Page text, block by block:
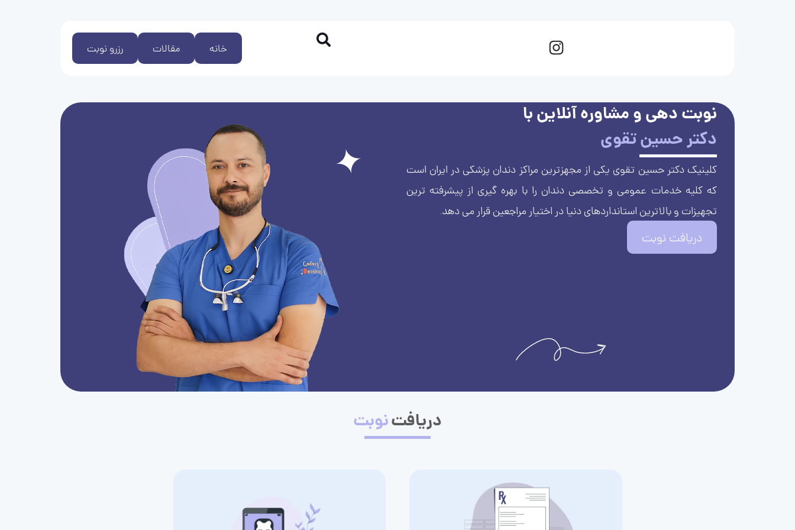
رزرو نوبت مقالات خانه
نوبت دهی و مشاوره آنلاین با
دکتر حسین تقوی
کلینیک دکتر حسین تقوی یکی از مجهزترین مراکز دندان پزشکی در ایران است
که کلیه خدمات عمومی و تخصصی دندان را با بهره گیری از پیشرفته ترین
تجهیزات و بالاترین استانداردهای دنیا در اختیار مراجعین قرار می دهد.
دریافت نوبت
دریافتنوبت